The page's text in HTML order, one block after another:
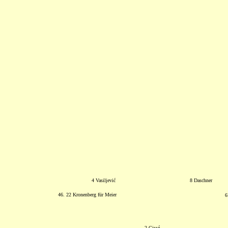
4 Vasiljević 8 Daschner
46. 22 Kronenberg für Meier